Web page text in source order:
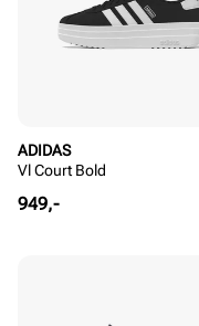
ADIDAS
Vl Court Bold
Pris
949,-